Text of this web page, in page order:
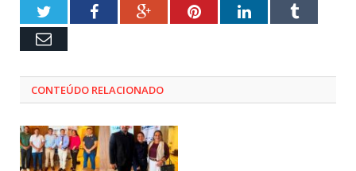
TwitterFacebookGoogle+PinterestLinkedInTumblr
Email
CONTEÚDO RELACIONADO